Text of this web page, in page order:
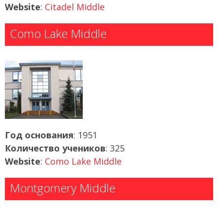
Website: Citadel Middle
Como Lake Middle
Год основания: 1951
Количество учеников: 325
Website: Como Lake Middle
Montgomery Middle